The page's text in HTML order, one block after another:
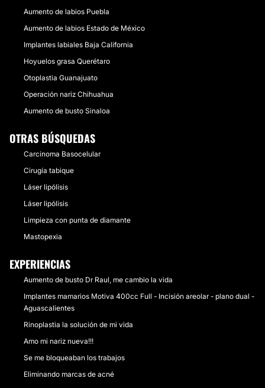
Aumento de labios Puebla
Aumento de labios Estado de México
Implantes labiales Baja California
Hoyuelos grasa Querétaro
Otoplastia Guanajuato
Operación nariz Chihuahua
Aumento de busto Sinaloa
OTRAS BÚSQUEDAS
Carcinoma Basocelular
Cirugía tabique
Láser lipólisis
Láser lipólisis
Limpieza con punta de diamante
Mastopexia
EXPERIENCIAS
Aumento de busto Dr Raul, me cambio la vida
Implantes mamarios Motiva 400cc Full - Incisión areolar - plano dual -
Aguascalientes
Rinoplastia la solución de mi vida
Amo mi nariz nueva!!!
Se me bloqueaban los trabajos
Eliminando marcas de acné